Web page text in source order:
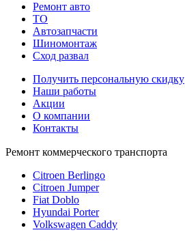
Ремонт авто
TO
Автозапчасти
Шиномонтаж
Сход развал
Получить персональную скидку
Наши работы
Акции
О компании
Контакты
Ремонт коммерческого транспорта
Citroen Berlingo
Citroen Jumper
Fiat Doblo
Hyundai Porter
Volkswagen Caddy